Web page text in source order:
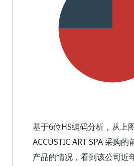
基于6位HS编码分析，从上
ACCUSTIC ART SPA 采购
产品的情况，看到该公司近